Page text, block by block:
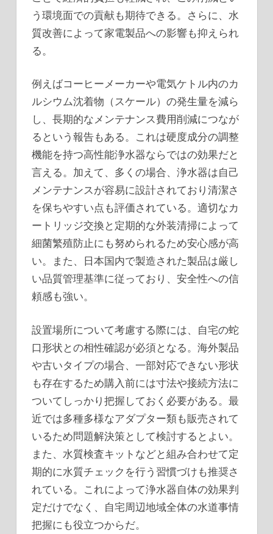
う環境面での貢献も期待できる。さらに、水
質改善によって家電製品への影響も抑えられ
る。
例えばコーヒーメーカーや電気ケトル内のカ
ルシウム沈着物（スケール）の発生量を減ら
し、長期的なメンテナンス費用削減につなが
るという報告もある。これは硬度成分の調整
機能を持つ高性能浄水器ならではの効果だと
言える。加えて、多くの場合、浄水器は自己
メンテナンスが容易に設計されており清潔さ
を保ちやすい点も評価されている。適切なカ
ートリッジ交換と定期的な外装清掃によって
細菌繁殖防止にも努められるため安心感が高
い。また、日本国内で製造された製品は厳し
い品質管理基準に従っており、安全性への信
頼感も強い。
設置場所について考慮する際には、自宅の蛇
口形状との相性確認が必須となる。海外製品
や古いタイプの場合、一部対応できない形状
も存在するため購入前には寸法や接続方法に
ついてしっかり把握しておく必要がある。最
近では多種多様なアダプター類も販売されて
いるため問題解決策として検討するとよい。
また、水質検査キットなどと組み合わせて定
期的に水質チェックを行う習慣づけも推奨さ
れている。これによって浄水器自体の効果判
定だけでなく、自宅周辺地域全体の水道事情
把握にも役立つからだ。